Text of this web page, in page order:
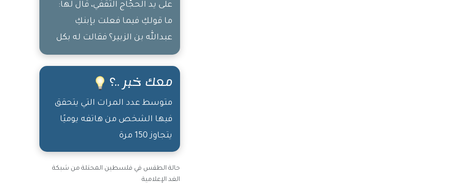
على يد الحجّاج الثقفي، قال لها:
ما قولكِ فيما فعلت بإبنكِ
عبدالله بن الزبير؟ فقالت له بكل
ثقة: أفسدتم له دُنياه، أما هو
كل الخلائق أمام ربّها ولا يُظلم
عنده أحد
معك خبر ..؟
متوسط عدد المرات التي يتحقق
فيها الشخص من هاتفه يوميًا
يتجاوز 150 مرة
حالة الطقس في فلسطين المحتلة من شبكة
الغد الإعلامية